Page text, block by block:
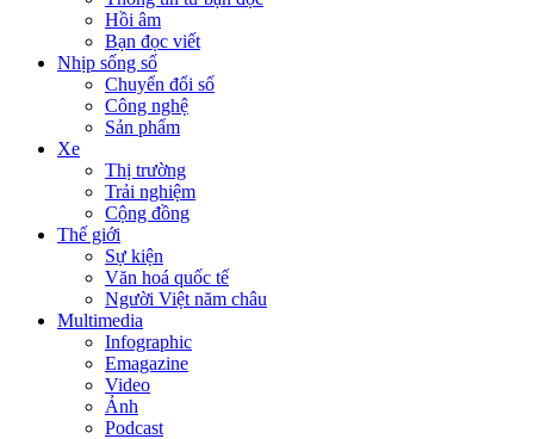
Hồi âm
Bạn đọc viết
Nhịp sống số
Chuyển đổi số
Công nghệ
Sản phẩm
Xe
Thị trường
Trải nghiệm
Cộng đồng
Thế giới
Sự kiện
Văn hoá quốc tế
Người Việt năm châu
Multimedia
Infographic
Emagazine
Video
Ảnh
Podcast